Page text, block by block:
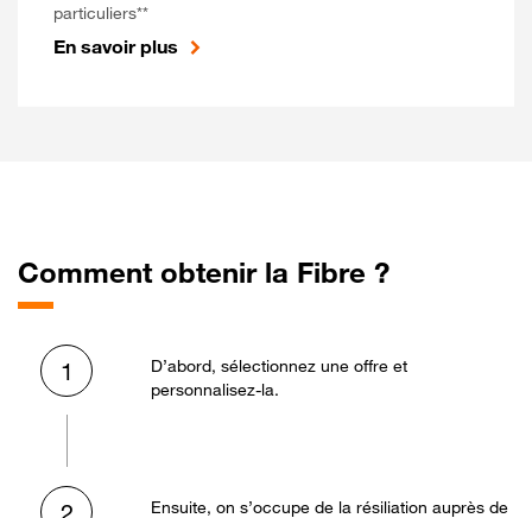
particuliers**
En savoir plus
Comment obtenir la Fibre ?
1
D’abord, sélectionnez une offre et
personnalisez-la.
Ensuite, on s’occupe de la résiliation auprès de